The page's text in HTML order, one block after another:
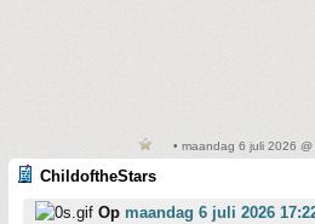
• maandag 6 juli 2026
ChildoftheStars
Op maandag 6 juli 2026